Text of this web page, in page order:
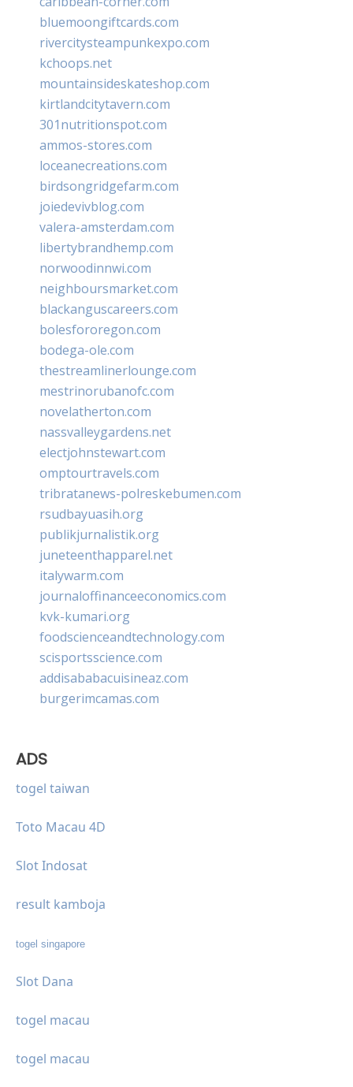
bluemoongiftcards.com
rivercitysteampunkexpo.com
kchoops.net
mountainsideskateshop.com
kirtlandcitytavern.com
301nutritionspot.com
ammos-stores.com
loceanecreations.com
birdsongridgefarm.com
joiedevivblog.com
valera-amsterdam.com
libertybrandhemp.com
norwoodinnwi.com
neighboursmarket.com
blackanguscareers.com
bolesfororegon.com
bodega-ole.com
thestreamlinerlounge.com
mestrinorubanofc.com
novelatherton.com
nassvalleygardens.net
electjohnstewart.com
omptourtravels.com
tribratanews-polreskebumen.com
rsudbayuasih.org
publikjurnalistik.org
juneteenthapparel.net
italywarm.com
journaloffinanceeconomics.com
kvk-kumari.org
foodscienceandtechnology.com
scisportsscience.com
addisababacuisineaz.com
burgerimcamas.com
ADS
togel taiwan
Toto Macau 4D
Slot Indosat
result kamboja
togel singapore
Slot Dana
togel macau
togel macau